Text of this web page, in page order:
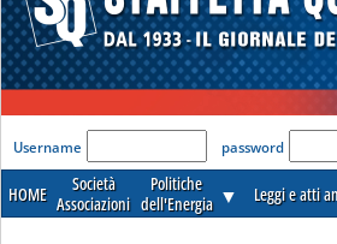
'Modulo Login per
Username password
HOME
Società
Associazioni
Politiche
dell'Energia ▼ Leggi e atti